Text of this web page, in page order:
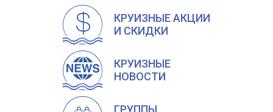
КРУИЗНЫЕ АКЦИИ
И СКИДКИ
КРУИЗНЫЕ
НОВОСТИ